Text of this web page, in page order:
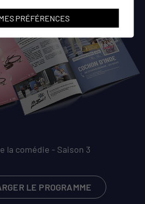
la comédie - Saison 3
LE PROGRAMME
PRÉFÉRENCES